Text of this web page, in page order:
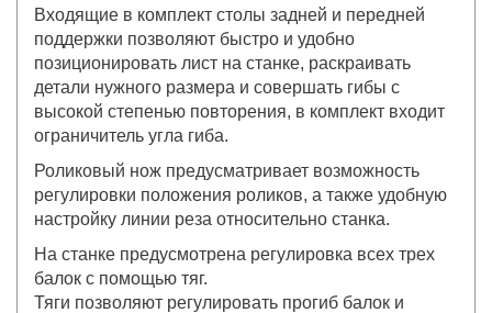
Входящие в комплект столы задней и передней
поддержки позволяют быстро и удобно
позиционировать лист на станке, раскраивать
детали нужного размера и совершать гибы с
высокой степенью повторения, в комплект входит
ограничитель угла гиба.
Роликовый нож предусматривает возможность
регулировки положения роликов, а также удобную
настройку линии реза относительно станка.
На станке предусмотрена регулировка всех трех
балок с помощью тяг.
Тяги позволяют регулировать прогиб балок и